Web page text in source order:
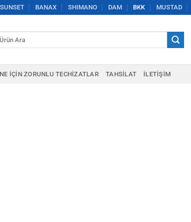
SUNSET BANAX SHIMANO DAM BKK MUSTAD
IÇIN ZORUNLU TECHIZATLAR TAHSILAT İLETIŞIM